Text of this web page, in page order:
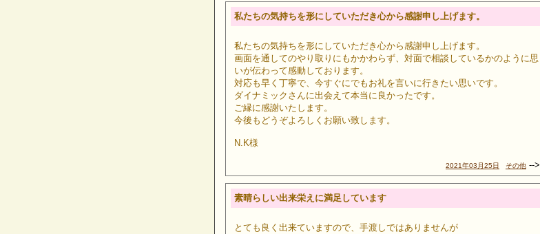
私たちの気持ちを形にしていただき心から感謝申し上げます。
私たちの気持ちを形にしていただき心から感謝申し上げます。
画面を通してのやり取りにもかかわらず、対面で相談しているかのように思
いが伝わって感動しております。
対応も早く丁寧で、今すぐにでもお礼を言いに行きたい思いです。
ダイナミックさんに出会えて本当に良かったです。
ご縁に感謝いたします。
今後もどうぞよろしくお願い致します。
N.K様
2021年03月25日 その他 -->
素晴らしい出来栄えに満足しています
とても良く出来ていますので、手渡しではありませんが